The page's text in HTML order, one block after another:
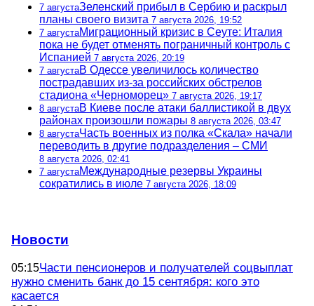
7 августаЗеленский прибыл в Сербию и раскрыл
планы своего визита 7 августа 2026, 19:52
7 августаМиграционный кризис в Сеуте: Италия
пока не будет отменять пограничный контроль с
Испанией 7 августа 2026, 20:19
7 августаВ Одессе увеличилось количество
пострадавших из-за российских обстрелов
стадиона «Черноморец» 7 августа 2026, 19:17
8 августаВ Киеве после атаки баллистикой в двух
районах произошли пожары 8 августа 2026, 03:47
8 августаЧасть военных из полка «Скала» начали
переводить в другие подразделения – СМИ
8 августа 2026, 02:41
7 августаМеждународные резервы Украины
сократились в июле 7 августа 2026, 18:09
Новости
05:15Части пенсионеров и получателей соцвыплат
нужно сменить банк до 15 сентября: кого это
касается